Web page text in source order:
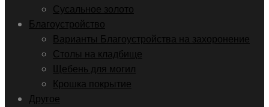
Сусальное золото
Благоустройство
Варианты Благоустройства на захоронение
Столы на кладбище
Щебень для могил
Крошка покрытие
Другое